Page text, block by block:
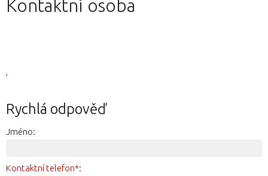
Kontaktní osoba
Rychlá odpověď
Jméno:
Kontaktní telefon*: